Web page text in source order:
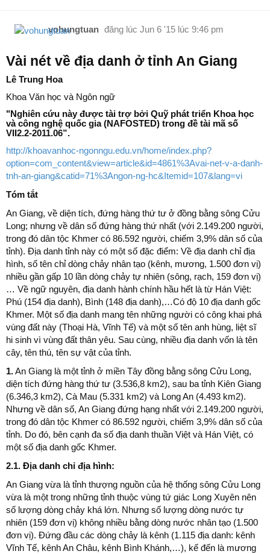
vohungtuan đăng lúc Jun 6 '15 lúc 9:46 pm
Vài nét về địa danh ở tỉnh An Giang
Lê Trung Hoa
Khoa Văn học và Ngôn ngữ
"Nghiên cứu này được tài trợ bởi Quỹ phát triển Khoa học
và công nghệ quốc gia (NAFOSTED) trong đề tài mã số
VII2.2-2011.06”.
http://khoavanhoc-ngonngu.edu.vn/home/index.php?
option=com_content&view=article&id=4861%3Avai-net-v-a-danh-
tnh-an-giang&catid=71%3Angon-ng-hc&Itemid=107&lang=vi
Tóm tắt
An Giang, về diện tích, đứng hàng thứ tư ở đồng bằng sông Cửu
Long; nhưng về dân số đứng hàng thứ nhất (với 2.149.200 người,
trong đó dân tộc Khmer có 86.592 người, chiếm 3,9% dân số của
tỉnh). Địa danh tỉnh này có một số đặc điểm: Về địa danh chỉ địa
hình, số tên chỉ dòng chảy nhân tạo (kênh, mương, 1.500 đơn vị)
nhiều gần gấp 10 lần dòng chảy tự nhiên (sông, rạch, 159 đơn vị)
… Về ngữ nguyên, địa danh hành chính hầu hết là từ Hán Việt:
Phú (154 địa danh), Bình (148 địa danh),…Có độ 10 địa danh gốc
Khmer. Một số địa danh mang tên những người có công khai phá
vùng đất này (Thoại Hà, Vĩnh Tế) và một số tên anh hùng, liệt sĩ
hi sinh vì vùng đất thân yêu. Sau cùng, nhiều địa danh vốn là tên
cây, tên thú, tên sự vật của tỉnh.
1.An Giang là một tỉnh ở miền Tây đồng bằng sông Cửu Long,
diện tích đứng hàng thứ tư (3.536,8 km2), sau ba tỉnh Kiên Giang
(6.346,3 km2), Cà Mau (5.331 km2) và Long An (4.493 km2).
Nhưng về dân số, An Giang đứng hạng nhất với 2.149.200 người,
trong đó dân tộc Khmer có 86.592 người, chiếm 3,9% dân số của
tỉnh. Do đó, bên cạnh đa số địa danh thuần Việt và Hán Việt, có
một số địa danh gốc Khmer.
2.1. Địa danh chỉ địa hình:
An Giang vừa là tỉnh thượng nguồn của hệ thống sông Cửu Long
vừa là một trong những tỉnh thuộc vùng tứ giác Long Xuyên nên
số lượng dòng chảy khá lớn. Nhưng số lượng dòng nước tự
nhiên (159 đơn vị) không nhiều bằng dòng nước nhân tạo (1.500
đơn vị). Đứng đầu các dòng chảy là kênh (1.115 địa danh: kênh
Vĩnh Tế, kênh An Châu, kênh Bình Khánh,…), kế đến là mương